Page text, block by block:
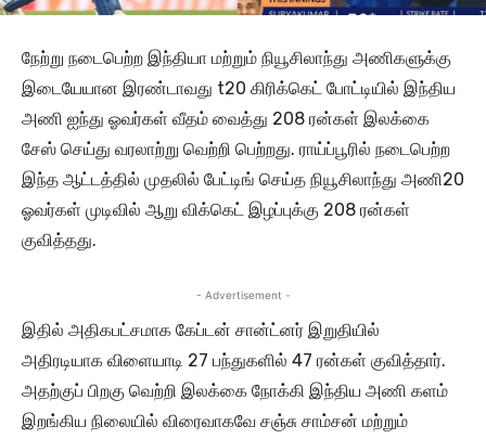
நேற்று நடைபெற்ற இந்தியா மற்றும் நியூசிலாந்து அணிகளுக்கு
இடையேயான இரண்டாவது t20 கிரிக்கெட் போட்டியில் இந்திய
அணி ஐந்து ஓவர்கள் வீதம் வைத்து 208 ரன்கள் இலக்கை
சேஸ் செய்து வரலாற்று வெற்றி பெற்றது. ராய்ப்பூரில் நடைபெற்ற
இந்த ஆட்டத்தில் முதலில் பேட்டிங் செய்த நியூசிலாந்து அணி20
ஓவர்கள் முடிவில் ஆறு விக்கெட் இழப்புக்கு 208 ரன்கள்
குவித்தது.
- Advertisement -
இதில் அதிகபட்சமாக கேப்டன் சான்ட்னர் இறுதியில்
அதிரடியாக விளையாடி 27 பந்துகளில் 47 ரன்கள் குவித்தார்.
அதற்குப் பிறகு வெற்றி இலக்கை நோக்கி இந்திய அணி களம்
இறங்கிய நிலையில் விரைவாகவே சஞ்சு சாம்சன் மற்றும்